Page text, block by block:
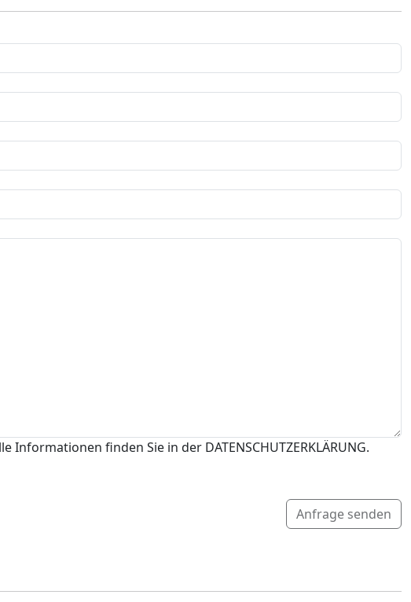
finden Sie in der DATENSCHUTZERKLÄRUNG.
Anfrage senden